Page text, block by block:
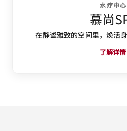
水疗中心
慕尚
在静谧雅致的空间里，焕活
了解详情